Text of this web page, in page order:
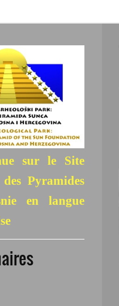
sur le Site
Pyramides
en langue